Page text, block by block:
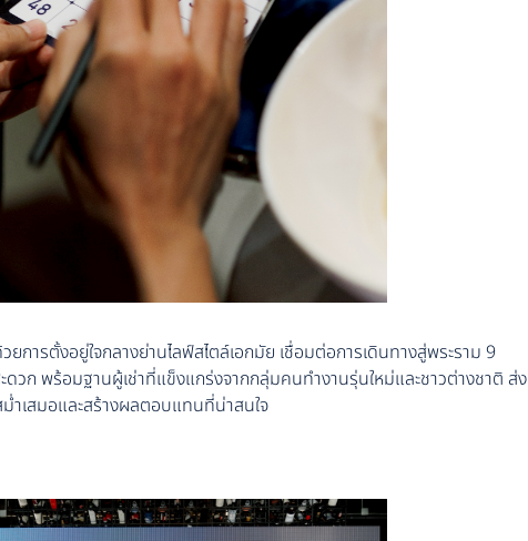
ยการตั้งอยู่ใจกลางย่านไลฟ์สไตล์เอกมัย เชื่อมต่อการเดินทางสู่พระราม 9
ดวก พร้อมฐานผู้เช่าที่แข็งแกร่งจากกลุ่มคนทำงานรุ่นใหม่และชาวต่างชาติ ส่ง
ม่ำเสมอและสร้างผลตอบแทนที่น่าสนใจ